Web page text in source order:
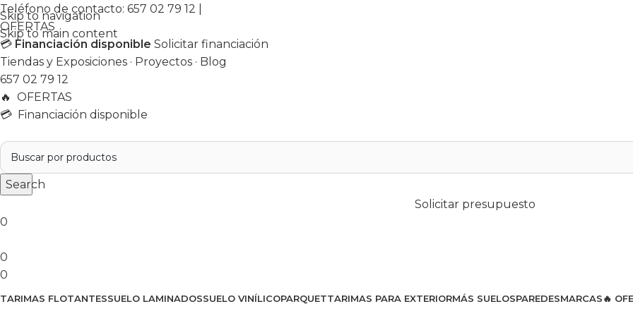
Skip to navigation
Skip to main content
Teléfono de contacto: 657 02 79 12
OFERTAS
💳 Financiación disponible Solicitar financiación
Tiendas y Exposiciones · Proyectos · Blog
657 02 79 12
🔥 OFERTAS
💳 Financiación disponible
Search
Solicitar presupuesto
0
0
0
TARIMAS FLOTANTESSUELO LAMINADOSSUELO VINÍLICOPARQUETTARIMAS PARA EXTERIORMÁS SUELOSPAREDESMARCAS🔥